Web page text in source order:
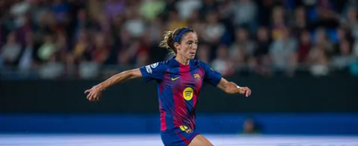
PLUSICON
MÁS
Primer equipo
Femenino
plusicon
Actualidad
plusicon
más